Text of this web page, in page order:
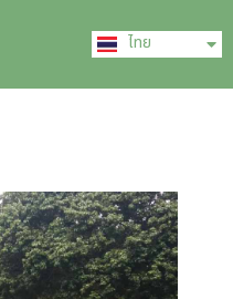
ไทย
中文 (中国)